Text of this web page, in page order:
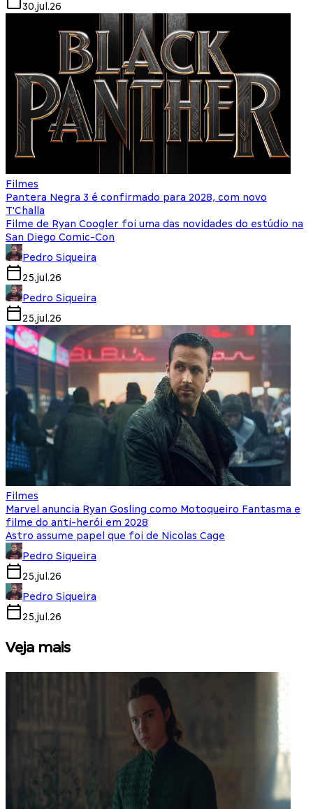
30.jul.26
Filmes
Pantera Negra 3 é confirmado para 2028, com novo
T'Challa
Filme de Ryan Coogler foi uma das novidades do estúdio na
San Diego Comic-Con
Pedro Siqueira
25.jul.26
Pedro Siqueira
25.jul.26
Filmes
Marvel anuncia Ryan Gosling como Motoqueiro Fantasma e
filme do anti-herói em 2028
Astro assume papel que foi de Nicolas Cage
Pedro Siqueira
25.jul.26
Pedro Siqueira
25.jul.26
Veja mais